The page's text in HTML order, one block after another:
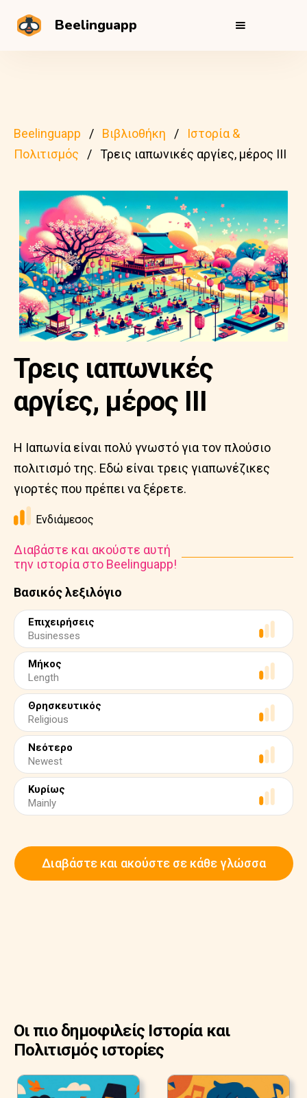
Beelinguapp
Beelinguapp Βιβλιοθήκη
Ιστορία &
Πολιτισμός
Τρεις ιαπωνικές αργίες, μέρος ΙΙΙ
Βασικός λεξιλόγιο
Επιχειρήσεις
Businesses
Μήκος
Length
Θρησκευτικός
Religious
Νεότερο
Newest
Κυρίως
Mainly
Τρεις ιαπωνικές
αργίες, μέρος ΙΙΙ
Η Ιαπωνία είναι πολύ γνωστό για τον πλούσιο
πολιτισμό της. Εδώ είναι τρεις γιαπωνέζικες
γιορτές που πρέπει να ξέρετε.
Ενδιάμεσος
Διαβάστε και ακούστε αυτή
την ιστορία στο Beelinguapp!
Διαβάστε και ακούστε σε κάθε γλώσσα
Οι πιο δημοφιλείς Ιστορία και
Πολιτισμός ιστορίες